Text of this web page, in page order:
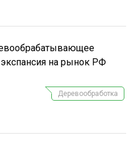
на рынок РФ
Деревообработка